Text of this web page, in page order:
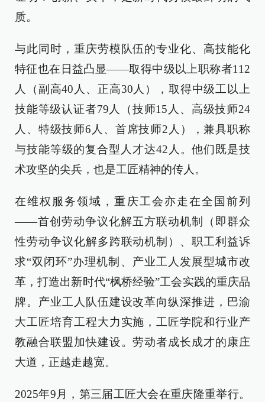
质。
与此同时，重庆劳模队伍的专业化、高技能化
特征也在日益凸显——取得中级以上职称者112
人（副高40人、正高30人），取得中级工以上
技能等级认证者79人（技师15人、高级技师24
人、特级技师6人、首席技师2人），兼具职称
与技能等级的复合型人才达42人。他们既是技
术攻坚的尖兵，也是工匠精神的传人。
在维权服务领域，重庆工会亦走在全国前列
——首创劳动争议化解五方联动机制（即群众
性劳动争议化解多跨联动机制）、职工利益诉
求“双闭环”办理机制、产业工人发展型城市改
革，打造出新时代“枫桥经验”工会实践的重庆品
牌。产业工人队伍建设改革向纵深推进，巴渝
大工匠培育工程大力实施，工匠学院和行业产
教融合联盟加快建设。劳动者成长成才的康庄
大道，正越走越宽。
2025年9月，第三届工匠大会在重庆隆重举行。